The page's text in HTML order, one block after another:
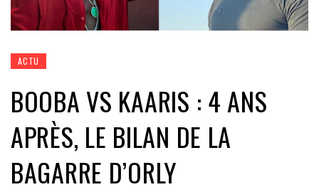
ACTU
BOOBA VS KAARIS : 4 ANS
APRÈS, LE BILAN DE LA
BAGARRE D’ORLY